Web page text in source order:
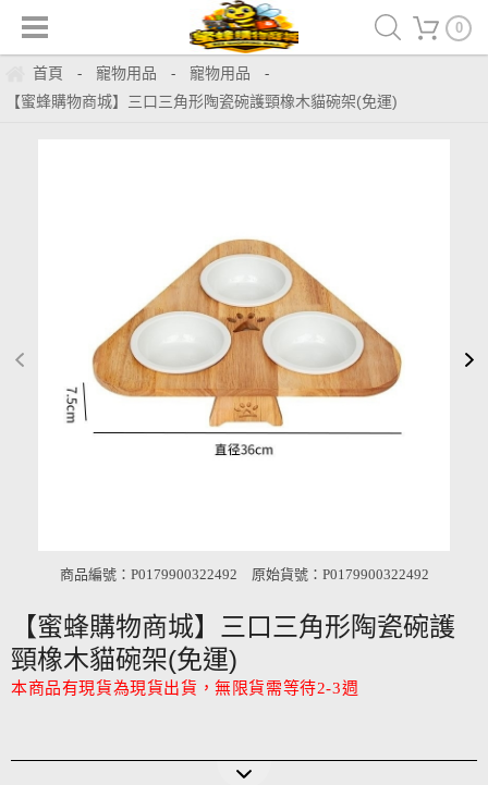
0
首頁 - 寵物用品 - 寵物用品 -
【蜜蜂購物商城】三口三角形陶瓷碗護頸橡木貓碗架(免運)
商品編號：P0179900322492 原始貨號：P0179900322492
【蜜蜂購物商城】三口三角形陶瓷碗護
頸橡木貓碗架(免運)
本商品有現貨為現貨出貨，無限貨需等待2-3週